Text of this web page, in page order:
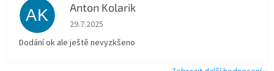
AK Anton Kolarik
Hodnocení obchodu je 5 z 5 hvězdiček.
29.7.2025
Dodání ok ale ještě nevyzkšeno